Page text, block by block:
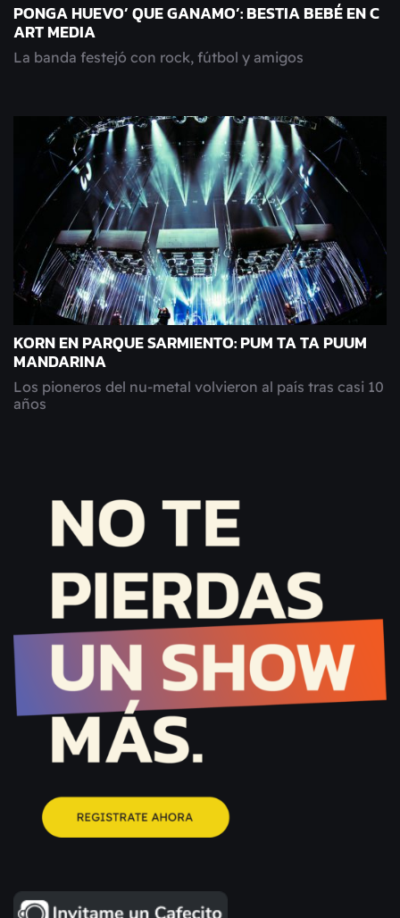
PONGA HUEVO’ QUE GANAMO’: BESTIA BEBÉ EN C
ART MEDIA
La banda festejó con rock, fútbol y amigos
KORN EN PARQUE SARMIENTO: PUM TA TA PUUM
MANDARINA
Los pioneros del nu-metal volvieron al país tras casi 10
años